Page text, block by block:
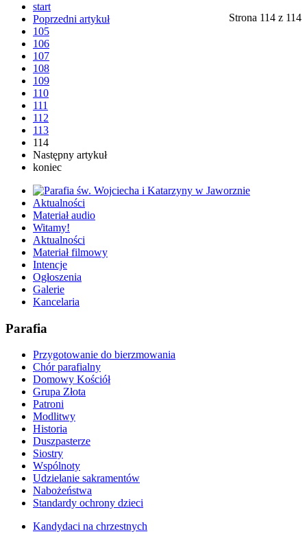
Strona 114 z 114
start
Poprzedni artykuł
105
106
107
108
109
110
111
112
113
114
Następny artykuł
koniec
Aktualności
Materiał audio
Witamy!
Aktualności
Materiał filmowy
Intencje
Ogłoszenia
Galerie
Kancelaria
Parafia
Przygotowanie do bierzmowania
Chór parafialny
Domowy Kościół
Grupa Złota
Patroni
Modlitwy
Historia
Duszpasterze
Siostry
Wspólnoty
Udzielanie sakramentów
Nabożeństwa
Standardy ochrony dzieci
Kandydaci na chrzestnych